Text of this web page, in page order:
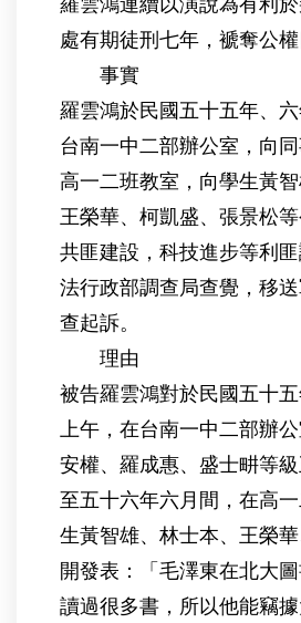
羅雲鴻連續以演說為有利於
處有期徒刑七年，褫奪公權
事實
羅雲鴻於民國五十五年、
台南一中二部辦公室，向
高一二班教室，向學生黃智
王榮華、柯凱盛、張景松
共匪建設，科技進步等利
法行政部調查局查覺，移
查起訴。
理由
被告羅雲鴻對於民國五十
上午，在台南一中二部辦
安權、羅成惠、盛士畊等
至五十六年六月間，在高
生黃智雄、林士本、王榮
開發表：「毛澤東在北大圖
讀過很多書，所以他能竊